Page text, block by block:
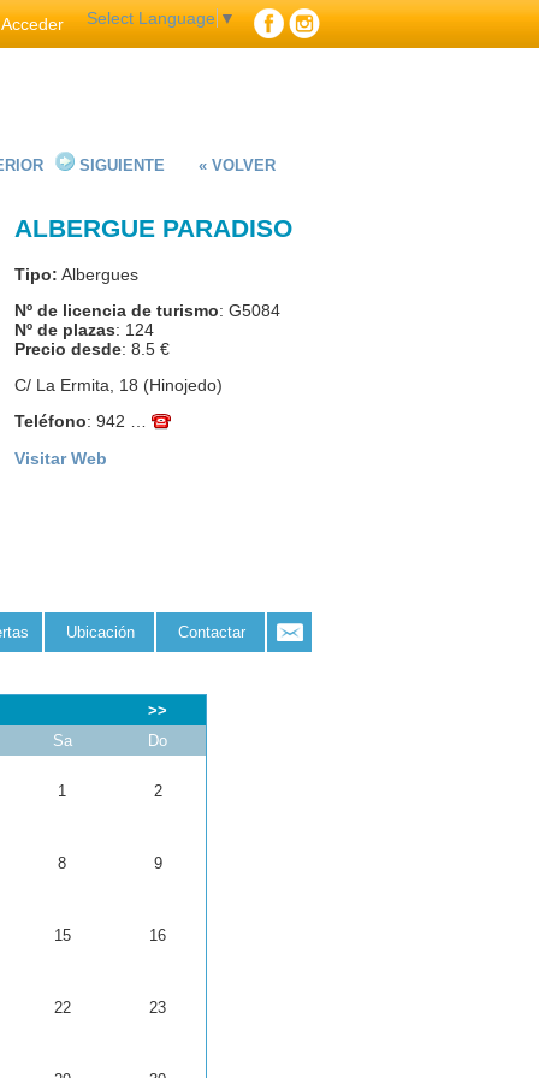
Acceder Select Language▼
SIGUIENTE « VOLVER
ALBERGUE PARADISO
Tipo: Albergues
Nº de licencia de turismo: G5084
Nº de plazas: 124
Precio desde: 8.5 €
C/ La Ermita, 18 (Hinojedo)
Teléfono: 942 …
Visitar Web
Ubicación Contactar
>>
Sa Do
1 2
8 9
15 16
22 23